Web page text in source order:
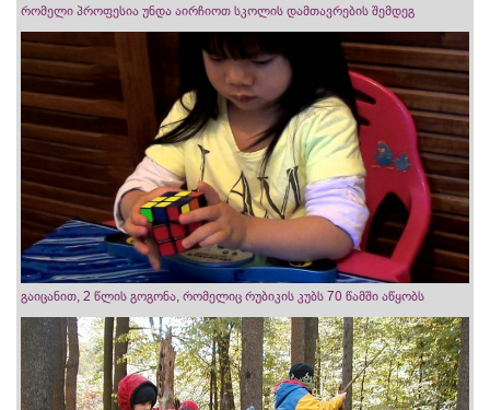
რომელი პროფესია უნდა აირჩიოთ სკოლის დამთავრების შემდეგ
გაიცანით, 2 წლის გოგონა, რომელიც რუბიკის კუბს 70 წამში აწყობს